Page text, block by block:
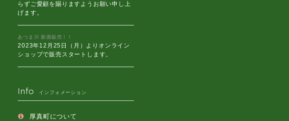
らずご愛顧を賜りますようお願い申し上
げます。
あつま川 新酒販売！！
2023年12月25日（月）よりオンライン
ショップで販売スタートします。
Info インフォメーション
厚真町について